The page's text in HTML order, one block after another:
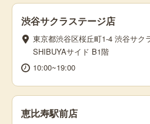
渋谷サクラステージ店
東京都渋谷区桜丘町1-4 渋谷サク
SHIBUYAサイド B1階
10:00~19:00
恵比寿駅前店